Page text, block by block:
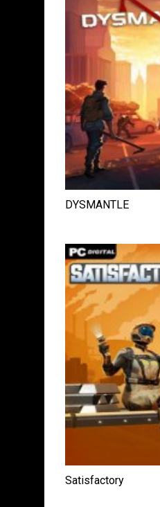
DYSMANTLE
Satisfactory